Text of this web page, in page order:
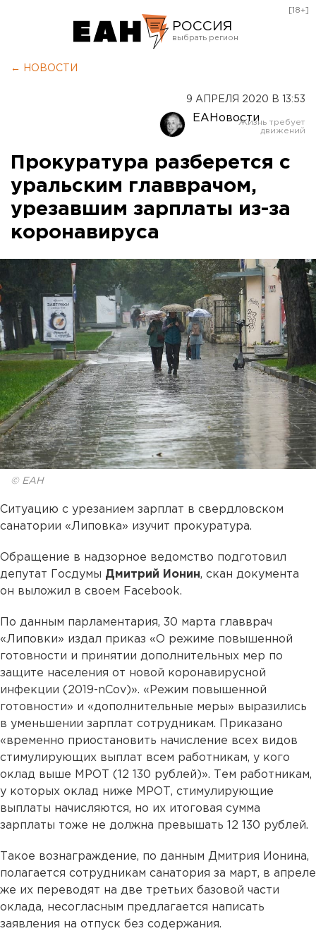
РОССИЯ
Оренбург
[18+]
← НОВОСТИ
9 АПРЕЛЯ 2020 В 13:53
ЕАНовости
Прокуратура разберется с
уральским главврачом,
урезавшим зарплаты из-за
коронавируса
© ЕАН
Ситуацию с урезанием зарплат в свердловском
санатории «Липовка» изучит прокуратура.
Обращение в надзорное ведомство подготовил
депутат Госдумы Дмитрий Ионин, скан документа
он выложил в своем Facebook.
По данным парламентария, 30 марта главврач
«Липовки» издал приказ «О режиме повышенной
готовности и принятии дополнительных мер по
защите населения от новой коронавирусной
инфекции (2019-nCov)». «Режим повышенной
готовности» и «дополнительные меры» выразились
в уменьшении зарплат сотрудникам. Приказано
«временно приостановить начисление всех видов
стимулирующих выплат всем работникам, у кого
оклад выше МРОТ (12 130 рублей)». Тем работникам,
у которых оклад ниже МРОТ, стимулирующие
выплаты начисляются, но их итоговая сумма
зарплаты тоже не должна превышать 12 130 рублей.
Такое вознаграждение, по данным Дмитрия Ионина,
полагается сотрудникам санатория за март, в апреле
же их переводят на две третьих базовой части
оклада, несогласным предлагается написать
заявления на отпуск без содержания.